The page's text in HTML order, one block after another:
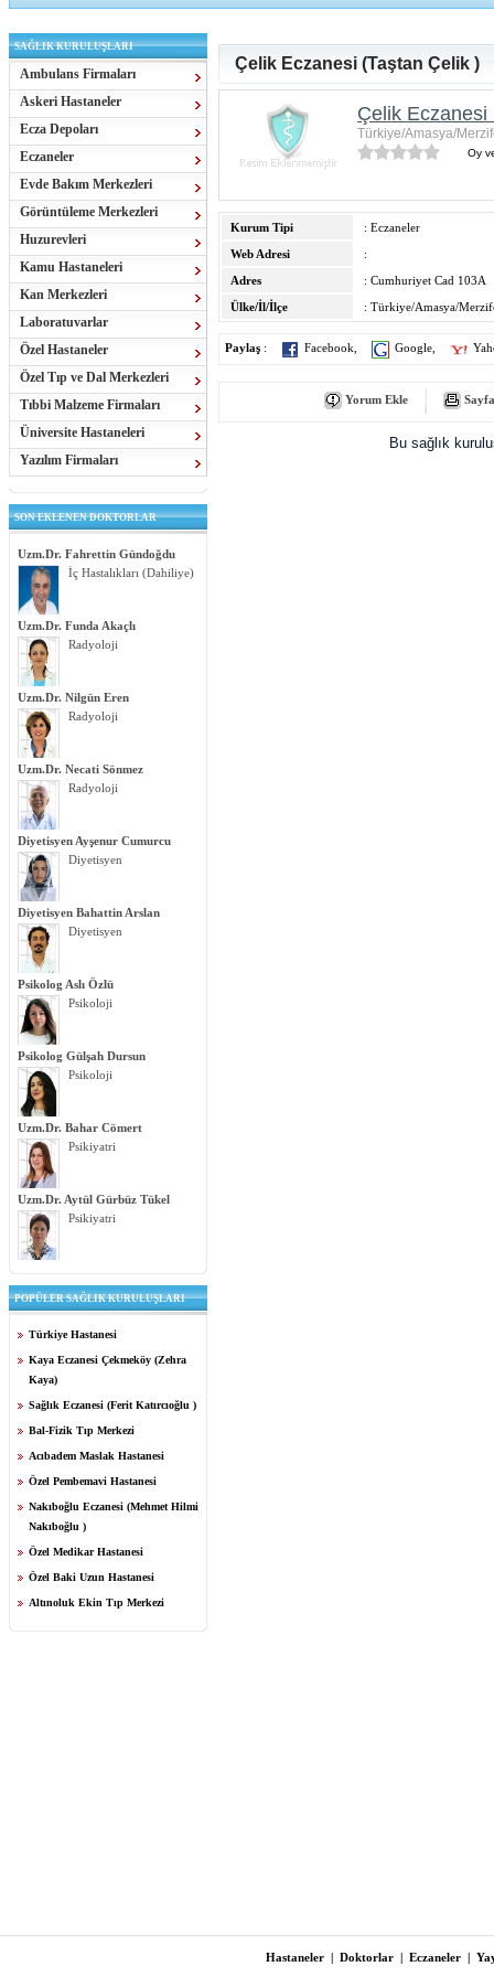
SAĞLIK KURULUŞLARI
Ambulans Firmaları
Askeri Hastaneler
Ecza Depoları
Eczaneler
Evde Bakım Merkezleri
Görüntüleme Merkezleri
Huzurevleri
Kamu Hastaneleri
Kan Merkezleri
Laboratuvarlar
Özel Hastaneler
Özel Tıp ve Dal Merkezleri
Tıbbi Malzeme Firmaları
Üniversite Hastaneleri
Yazılım Firmaları
SON EKLENEN DOKTORLAR
Uzm.Dr. Fahrettin Gündoğdu
İç Hastalıkları (Dahiliye)
Uzm.Dr. Funda Akaçlı
Radyoloji
Uzm.Dr. Nilgün Eren
Radyoloji
Uzm.Dr. Necati Sönmez
Radyoloji
Diyetisyen Ayşenur Cumurcu
Diyetisyen
Diyetisyen Bahattin Arslan
Diyetisyen
Psikolog Aslı Özlü
Psikoloji
Psikolog Gülşah Dursun
Psikoloji
Uzm.Dr. Bahar Cömert
Psikiyatri
Uzm.Dr. Aytül Gürbüz Tükel
Psikiyatri
POPÜLER SAĞLIK KURULUŞLARI
Türkiye Hastanesi
Kaya Eczanesi Çekmeköy (Zehra
Kaya)
Sağlık Eczanesi (Ferit Katırcıoğlu )
Bal-Fizik Tıp Merkezi
Acıbadem Maslak Hastanesi
Özel Pembemavi Hastanesi
Nakıboğlu Eczanesi (Mehmet Hilmi
Nakıboğlu )
Özel Medikar Hastanesi
Özel Baki Uzun Hastanesi
Altınoluk Ekin Tıp Merkezi
Çelik Eczanesi (Taştan Çelik )
Çelik Eczanesi
Türkiye/Amasya/
Oy
Kurum Tipi
: Eczaneler
Web Adresi
:
Adres
: Cumhuriyet Cad 103A
Ülke/İl/İlçe
: Türkiye/Amasya/
Paylaş : Facebook Google
Yorum Ekle
Bu sağlık
Hastaneler | Doktorlar | Eczaneler |